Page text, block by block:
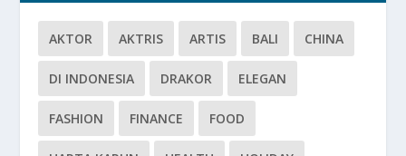
AKTOR AKTRIS ARTIS BALI CHINA
DI INDONESIA DRAKOR ELEGAN
FASHION FINANCE FOOD